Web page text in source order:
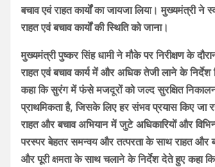
बचाव एवं राहत कार्यों का जायजा लिया। मुख्यमंत्री
राहत एवं बचाव कार्यों की स्थिति को जाना।
मुख्यमंत्री पुष्कर सिंह धामी ने मौके पर निरीक्षण के
राहत एवं बचाव कार्य में और अधिक तेजी लाने के
कहा कि सुरंग में फंसे मजदूरों को जल्द सुरक्षित
प्राथमिकता है, जिसके लिए हर संभव प्रयास किए जा
राहत और बचाव अभियान में जुटे अधिकारियों और
परस्पर बेहतर समन्वय और तत्परता के साथ राहत और
और पूरी क्षमता के साथ चलाने के निर्देश देते हुए कहा